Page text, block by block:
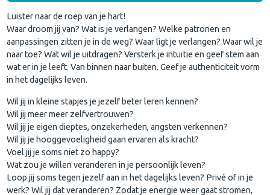
Luister naar de roep van je hart!
Waar droom jij van? Wat is je verlangen? Welke patronen en
aanpassingen zitten je in de weg? Waar ligt je verlangen? Waar wil je
naar toe? Wat wil je uitdragen? Versterk je intuïtie en geef stem aan
wat er in je leeft. Van binnen naar buiten. Geef je authenticiteit vorm
in het dagelijks leven.
Wil jij in kleine stapjes je jezelf beter leren kennen?
Wil jij meer meer zelfvertrouwen?
Wil jij je eigen dieptes, onzekerheden, angsten verkennen?
Wil jij je hooggevoeligheid gaan ervaren als kracht?
Voel jij je soms niet zo happy?
Wat zou je willen veranderen in je persoonlijk leven?
Loop jij soms tegen jezelf aan in het dagelijks leven? Privé of in je
werk? Wil jij dat veranderen? Zodat je energie weer gaat stromen,